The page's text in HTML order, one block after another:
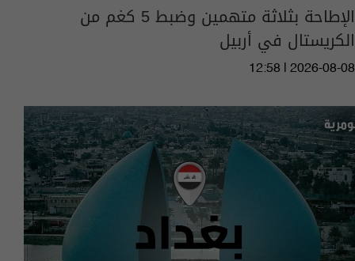
الإطاحة بثلاثة متهمين وضبط 5 كغم من
الكريستال في أربيل
12:58 | 2026-08-08